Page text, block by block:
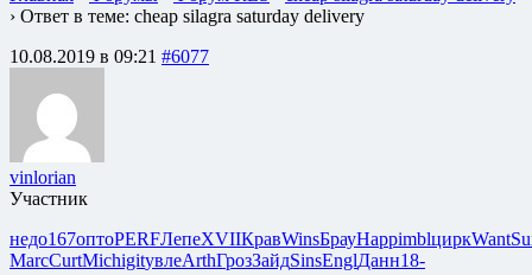
› Ответ в теме: cheap silagra saturday delivery
10.08.2019 в 09:21 #6077
vinlorian
Участник
недо167оптоPERFЛепеXVIIКравWinsБрауHappimblциркWant
MarcCurtMichigitувлеArthГрозЗайдSinsEnglДанн18-